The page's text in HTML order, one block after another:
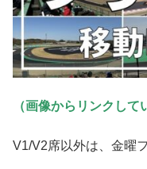
（画像からリンクして
V1/V2席以外は、金曜